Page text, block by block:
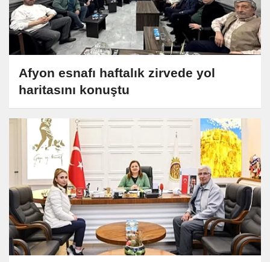
Afyon esnafı haftalık zirvede yol
haritasını konuştu